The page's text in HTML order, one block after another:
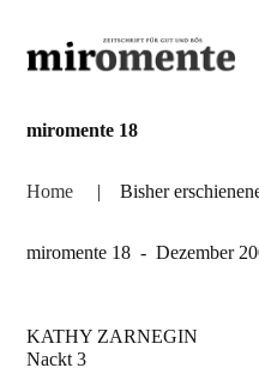
miromente 18
Home | Bisher
miromente 18 - Dezember
KATHY ZARNEGIN
Nackt 3